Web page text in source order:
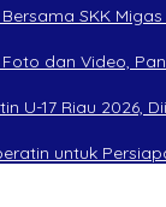
SKK
dan Video,
U-17 Riau 2026,
untuk